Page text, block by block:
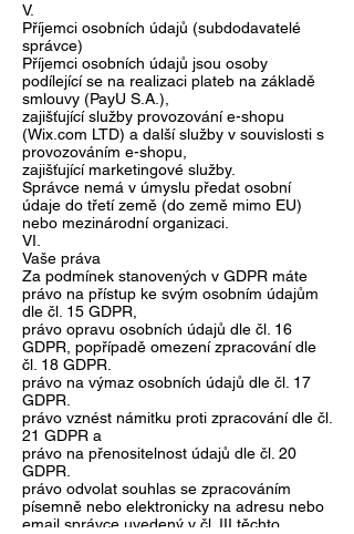
V.
Příjemci osobních údajů (subdodavatelé
správce)
Příjemci osobních údajů jsou osoby
podílející se na realizaci plateb na základě
smlouvy (PayU S.A.),
zajišťující služby provozování e-shopu
(Wix.com LTD) a další služby v souvislosti s
provozováním e-shopu,
zajišťující marketingové služby.
Správce nemá v úmyslu předat osobní
údaje do třetí země (do země mimo EU)
nebo mezinárodní organizaci.
VI.
Vaše práva
Za podmínek stanovených v GDPR máte
právo na přístup ke svým osobním údajům
dle čl. 15 GDPR,
právo opravu osobních údajů dle čl. 16
GDPR, popřípadě omezení zpracování dle
čl. 18 GDPR.
právo na výmaz osobních údajů dle čl. 17
GDPR.
právo vznést námitku proti zpracování dle čl.
21 GDPR a
právo na přenositelnost údajů dle čl. 20
GDPR.
právo odvolat souhlas se zpracováním
písemně nebo elektronicky na adresu nebo
email správce uvedený v čl. III těchto